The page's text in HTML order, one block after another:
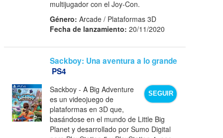
multijugador con el Joy-Con.
Género: Arcade / Plataformas 3D
Fecha de lanzamiento: 20/11/2020
Sackboy: Una aventura a lo grande
PS4
SEGUIR
Sackboy - A Big Adventure
es un videojuego de
plataformas en 3D que,
basándose en el mundo de Little Big
Planet y desarrollado por Sumo Digital